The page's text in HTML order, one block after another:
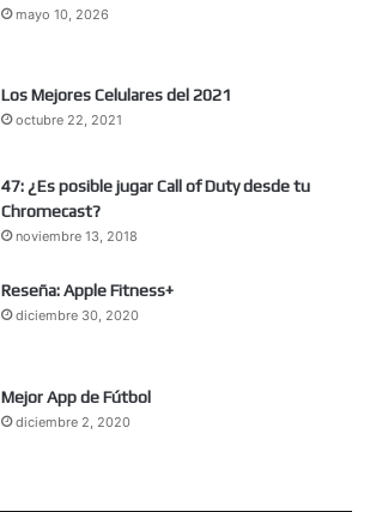
mayo 10, 2026
Los Mejores Celulares del 2021
octubre 22, 2021
47: ¿Es posible jugar Call of Duty desde tu
Chromecast?
noviembre 13, 2018
Reseña: Apple Fitness+
diciembre 30, 2020
Mejor App de Fútbol
diciembre 2, 2020